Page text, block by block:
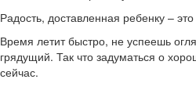
Радость, доставленная ребенку –
Время летит быстро, не успеешь
грядущий. Так что задуматься о
сейчас.